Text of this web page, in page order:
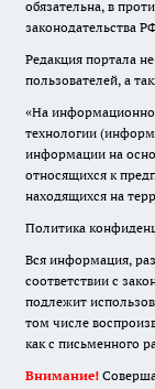
обязательна, в
законодательства
Редакция портала
пользователей, а
«На
технологии
информации на
относящихся к
находящихся на
Политика
Вся информация,
соответствии с
подлежит
том числе
как с письменного
Внимание!